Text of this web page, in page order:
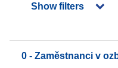
Show filters
0 - Zaměstnanci v